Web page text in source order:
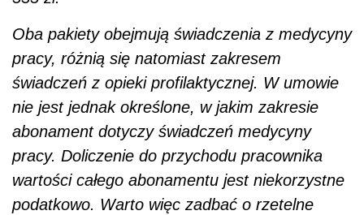
Oba pakiety obejmują świadczenia z medycyny
pracy, różnią się natomiast zakresem
świadczeń z opieki profilaktycznej. W umowie
nie jest jednak określone, w jakim zakresie
abonament dotyczy świadczeń medycyny
pracy. Doliczenie do przychodu pracownika
wartości całego abonamentu jest niekorzystne
podatkowo. Warto więc zadbać o rzetelne